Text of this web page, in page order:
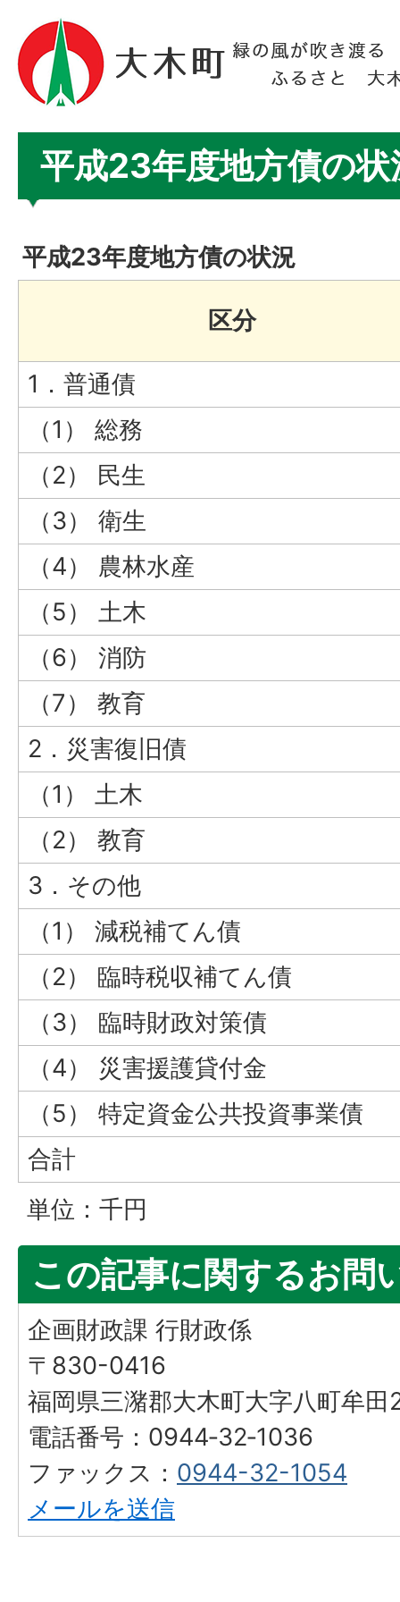
平成23年度地方債の状
平成23年度地方債の状況
区分
1．普通債
（1） 総務
（2） 民生
（3） 衛生
（4） 農林水産
（5） 土木
（6） 消防
（7） 教育
2．災害復旧債
（1） 土木
（2） 教育
3．その他
（1） 減税補てん債
（2） 臨時税収補てん債
（3） 臨時財政対策債
（4） 災害援護貸付金
（5） 特定資金公共投資事業債
合計
単位：千円
この記事に関するお問
企画財政課 行財政係
〒830-0416
福岡県三潴郡大木町大字八町牟
電話番号：0944‐32‐1036
ファックス： 0944-32-1054
メールを送信